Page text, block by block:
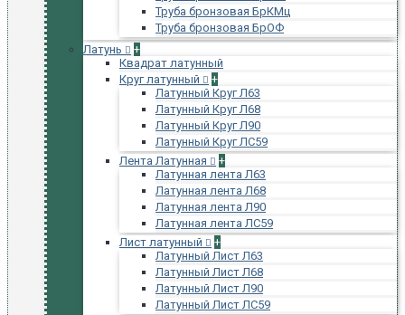
Труба бронзовая БрКМц
Труба бронзовая БрОФ
Латунь
+
Квадрат латунный
Круг латунный
+
Латунный Круг Л63
Латунный Круг Л68
Латунный Круг Л90
Латунный Круг ЛС59
Лента Латунная
+
Латунная лента Л63
Латунная лента Л68
Латунная лента Л90
Латунная лента ЛС59
Лист латунный
+
Латунный Лист Л63
Латунный Лист Л68
Латунный Лист Л90
Латунный Лист ЛС59